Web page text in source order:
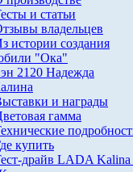
и статьи
владельцев
истории создания
"Ока"
2120 Надежда
и награды
гамма
купить
драйв LADA Kalina